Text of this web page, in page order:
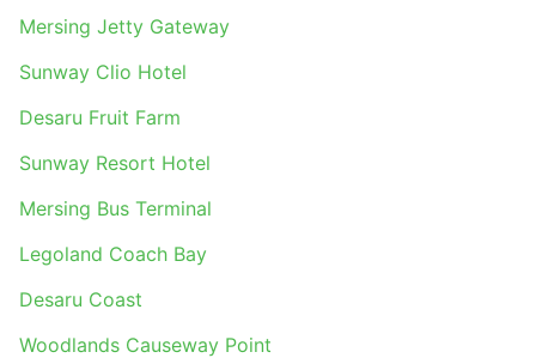
Mersing Jetty Gateway
Sunway Clio Hotel
Desaru Fruit Farm
Sunway Resort Hotel
Mersing Bus Terminal
Legoland Coach Bay
Desaru Coast
Woodlands Causeway Point